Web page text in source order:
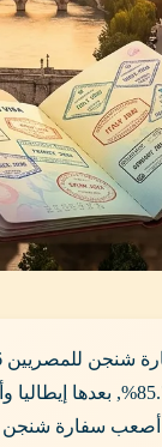
حسب الإحصائيات الرسمية للمفوضية الأوروبية لسنة 2024 هي